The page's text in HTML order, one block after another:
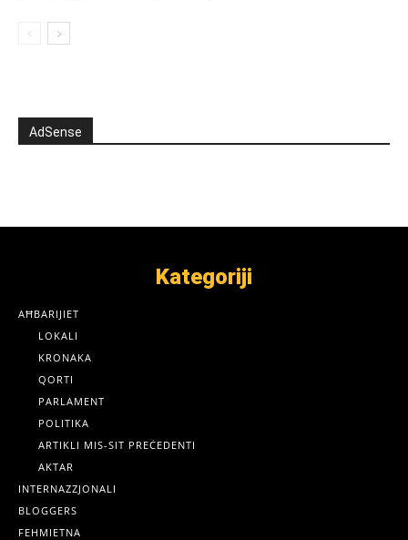
AdSense
Kategoriji
AĦBARIJIET
LOKALI
KRONAKA
QORTI
PARLAMENT
POLITIKA
ARTIKLI MIS-SIT PREĊEDENTI
AKTAR
INTERNAZZJONALI
BLOGGERS
FEHMIETNA